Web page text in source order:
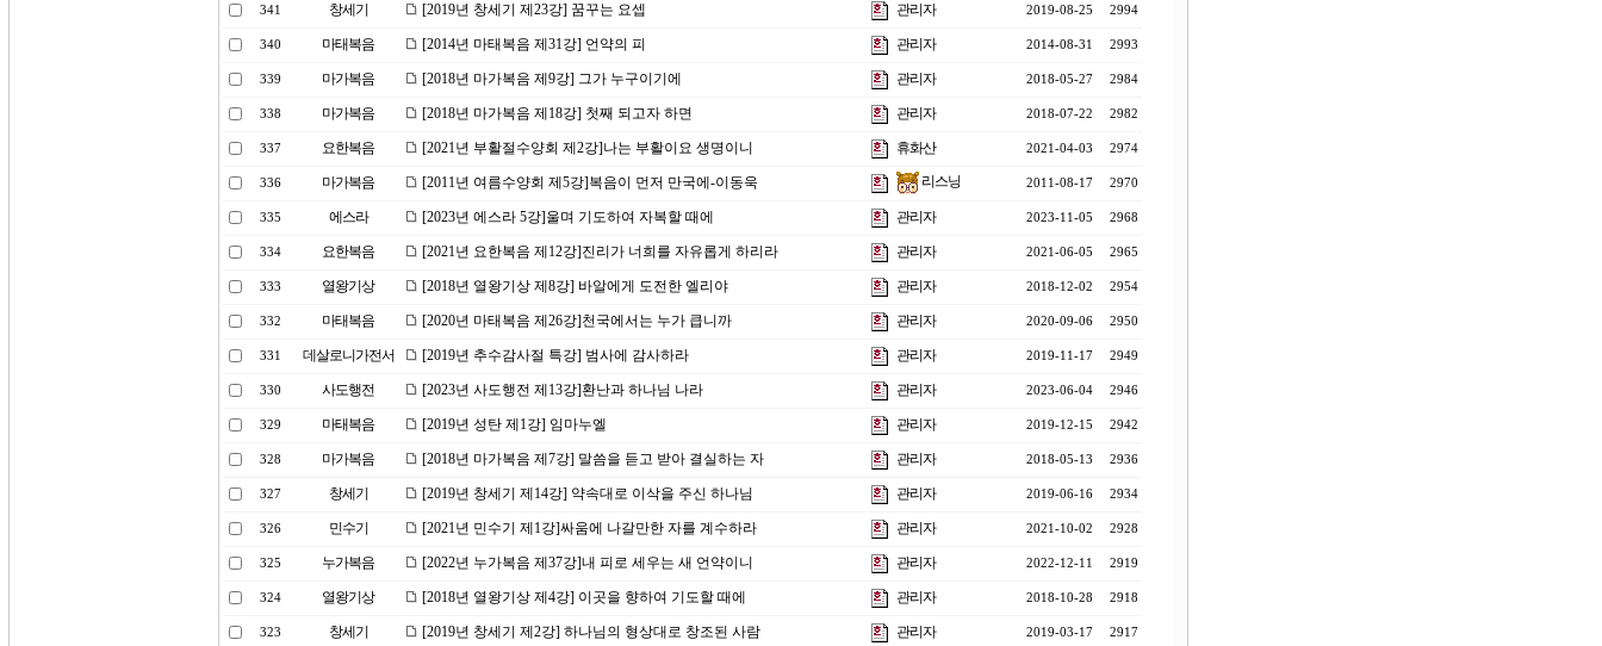
341 창세기 [2019년 창세기 제23강] 꿈꾸는 요셉 관리자 2019-08-25 2994
340 마태복음 [2014년 마태복음 제31강] 언약의 피 관리자 2014-08-31 2993
339 마가복음 [2018년 마가복음 제9강] 그가 누구이기에 관리자 2018-05-27 2984
338 마가복음 [2018년 마가복음 제18강] 첫째 되고자 하면 관리자 2018-07-22 2982
337 요한복음 [2021년 부활절수양회 제2강]나는 부활이요 생명이니 휴화산 2021-04-03 2974
336 마가복음 [2011년 여름수양회 제5강]복음이 먼저 만국에-이동욱 리스닝 2011-08-17 2970
335 에스라 [2023년 에스라 5강]울며 기도하여 자복할 때에 관리자 2023-11-05 2968
334 요한복음 [2021년 요한복음 제12강]진리가 너희를 자유롭게 하리라 관리자 2021-06-05 2965
333 열왕기상 [2018년 열왕기상 제8강] 바알에게 도전한 엘리야 관리자 2018-12-02 2954
332 마태복음 [2020년 마태복음 제26강]천국에서는 누가 큽니까 관리자 2020-09-06 2950
331 데살로니가전서 [2019년 추수감사절 특강] 범사에 감사하라 관리자 2019-11-17 2949
330 사도행전 [2023년 사도행전 제13강]환난과 하나님 나라 관리자 2023-06-04 2946
329 마태복음 [2019년 성탄 제1강] 임마누엘 관리자 2019-12-15 2942
328 마가복음 [2018년 마가복음 제7강] 말씀을 듣고 받아 결실하는 자 관리자 2018-05-13 2936
327 창세기 [2019년 창세기 제14강] 약속대로 이삭을 주신 하나님 관리자 2019-06-16 2934
326 민수기 [2021년 민수기 제1강]싸움에 나갈만한 자를 계수하라 관리자 2021-10-02 2928
325 누가복음 [2022년 누가복음 제37강]내 피로 세우는 새 언약이니 관리자 2022-12-11 2919
324 열왕기상 [2018년 열왕기상 제4강] 이곳을 향하여 기도할 때에 관리자 2018-10-28 2918
323 창세기 [2019년 창세기 제2강] 하나님의 형상대로 창조된 사람 관리자 2019-03-17 2917